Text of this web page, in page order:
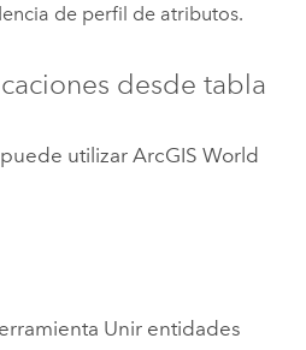
de perfil de atributos.
desde tabla
utilizar ArcGIS World
Unir entidades